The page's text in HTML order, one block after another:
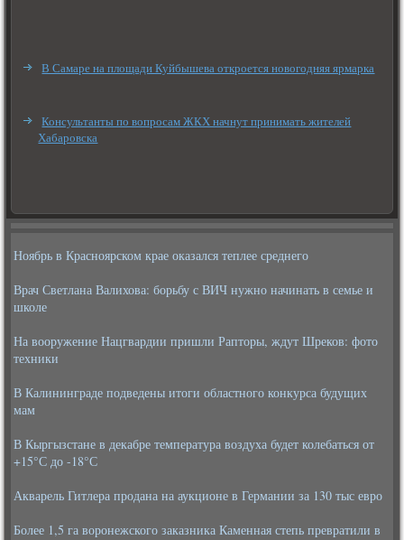
В Самаре на площади Куйбышева откроется новогодняя ярмарка
Консультанты по вопросам ЖКХ начнут принимать жителей
Хабаровска
Ноябрь в Красноярском крае оказался теплее среднего
Врач Светлана Валихова: борьбу с ВИЧ нужно начинать в семье и
школе
На вооружение Нацгвардии пришли Рапторы, ждут Шреков: фото
техники
В Калининграде подведены итоги областного конкурса будущих
мам
В Кыргызстане в декабре температура воздуха будет колебаться от
+15°С до -18°С
Акварель Гитлера продана на аукционе в Германии за 130 тыс евро
Более 1,5 га воронежского заказника Каменная степь превратили в